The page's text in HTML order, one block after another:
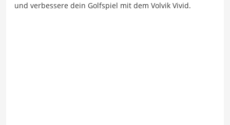
und verbessere dein Golfspiel mit dem Volvik Vivid.